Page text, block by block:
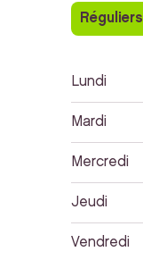
Réguliers
Lundi
Mardi
Mercredi
Jeudi
Vendredi